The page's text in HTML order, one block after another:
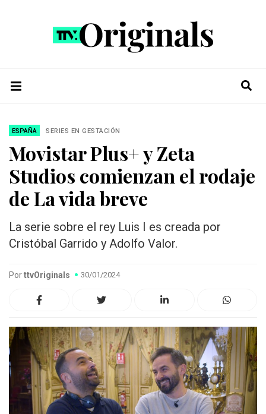
ESPAÑA SERIES EN GESTACIÓN
Movistar Plus+ y Zeta
Studios comienzan el rodaje
de La vida breve
La serie sobre el rey Luis I es creada por
Cristóbal Garrido y Adolfo Valor.
PorttvOriginals 30/01/2024